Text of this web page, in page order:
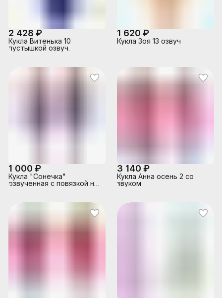
2 428 ₽
Кукла Витенька 10
пустышкой озвуч.
1 620 ₽
Кукла Зоя 13 озвуч
1 000 ₽
Кукла "Сонечка"
озвученная с повязкой на
3 140 ₽
Кукла Анна осень 2 со
звуком